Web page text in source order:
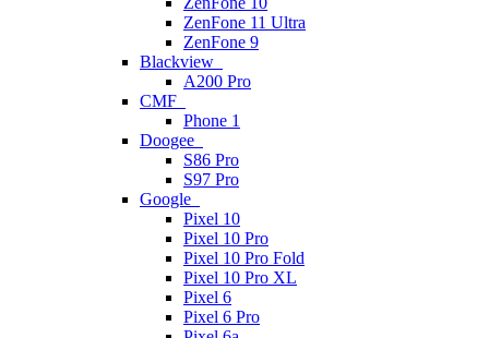
ZenFone 11 Ultra
ZenFone 9
Blackview
A200 Pro
CMF
Phone 1
Doogee
S86 Pro
S97 Pro
Google
Pixel 10
Pixel 10 Pro
Pixel 10 Pro Fold
Pixel 10 Pro XL
Pixel 6
Pixel 6 Pro